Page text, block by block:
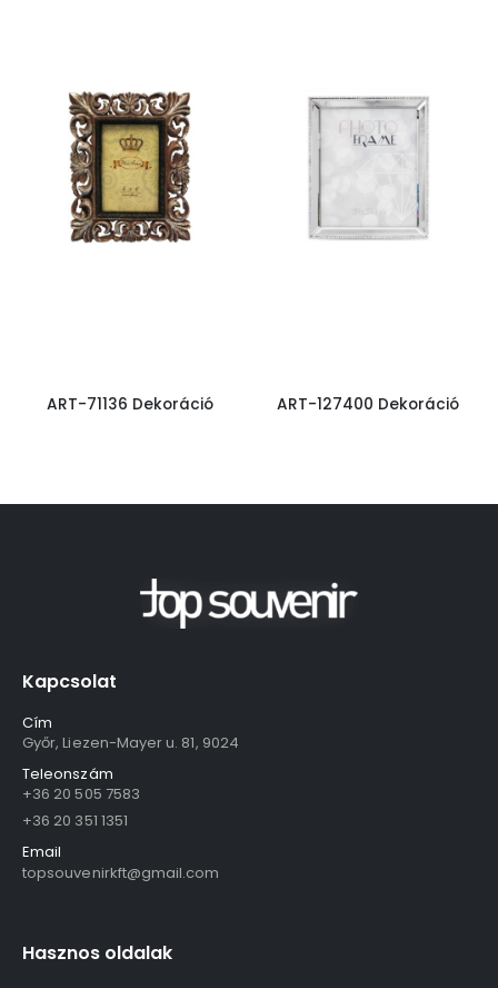
ART-71136 Dekoráció ART-127400 Dekoráció
Kapcsolat
Cím
Győr, Liezen-Mayer u. 81, 9024
Teleonszám
+36 20 505 7583
+36 20 351 1351
Email
topsouvenirkft@gmail.com
Hasznos oldalak